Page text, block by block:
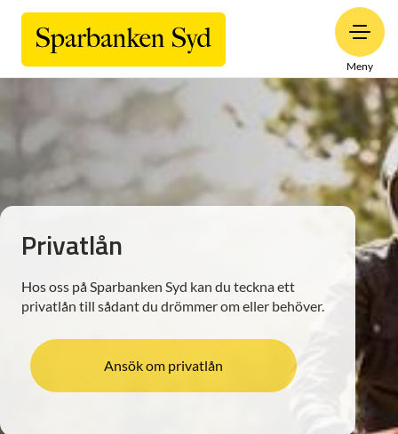
Meny
Privatlån
Hos oss på Sparbanken Syd kan du teckna ett
privatlån till sådant du drömmer om eller behöver.
Ansök om privatlån